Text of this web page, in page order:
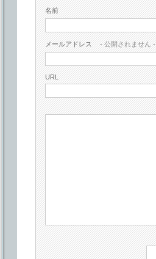
名前
メールアドレス - 公開されません -
URL